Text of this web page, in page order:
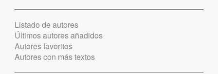
Listado de autores
Últimos autores añadidos
Autores favoritos
Autores con más textos